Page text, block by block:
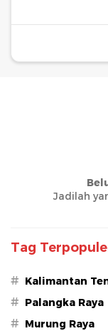
Jadilah
Tag
# Kalimantan
# Palangka Raya
# Murung Raya